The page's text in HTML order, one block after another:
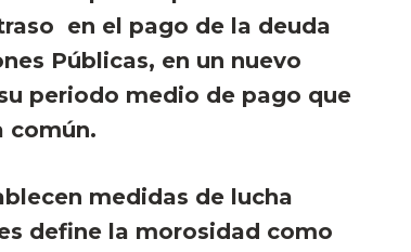
en el pago de la deuda
Públicas, en un nuevo
periodo medio de pago que
común.
medidas de lucha
define la morosidad como